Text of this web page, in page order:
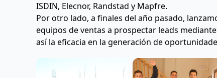
ISDIN, Elecnor, Randstad y Mapfre.
Por otro lado, a finales del año pasado,
equipos de ventas a prospectar leads
así la eficacia en la generación de